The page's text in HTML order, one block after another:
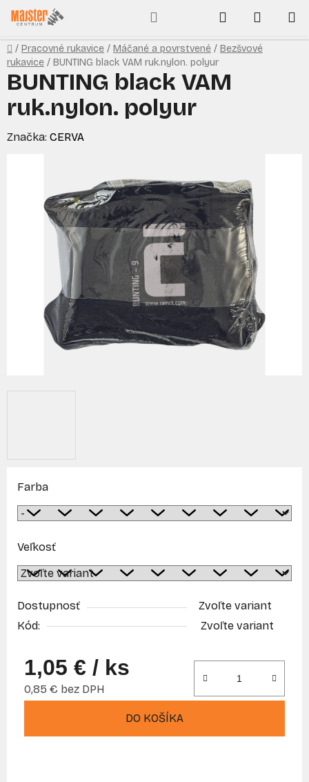
Prejsť
na
obsah
Hľadať
KOŠÍK
Domov
/ Pracovné rukavice / Máčané a povrstvené / Bezšvové
rukavice / BUNTING black VAM ruk.nylon. polyur
Farba
Veľkosť
Dostupnosť
Zvoľte variant
Kód:
Zvoľte variant
1,05 € / ks
0,85 € bez DPH
DO KOŠÍKA
BUNTING black VAM
ruk.nylon. polyur
Značka: CERVA